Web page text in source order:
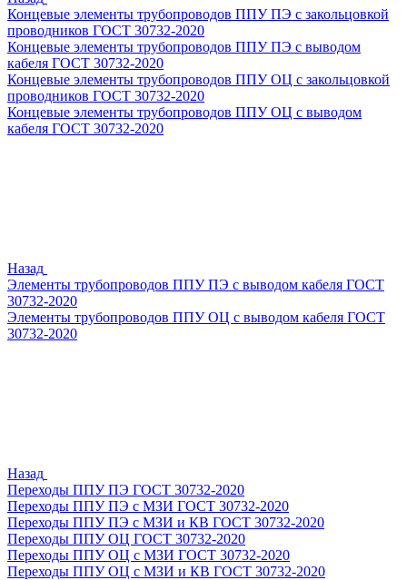
Концевые элементы трубопроводов ППУ ПЭ с закольцовкой
проводников ГОСТ 30732-2020
Концевые элементы трубопроводов ППУ ПЭ с выводом
кабеля ГОСТ 30732-2020
Концевые элементы трубопроводов ППУ ОЦ с закольцовкой
проводников ГОСТ 30732-2020
Концевые элементы трубопроводов ППУ ОЦ с выводом
кабеля ГОСТ 30732-2020
Назад
Элементы трубопроводов ППУ ПЭ с выводом кабеля ГОСТ
30732-2020
Элементы трубопроводов ППУ ОЦ с выводом кабеля ГОСТ
30732-2020
Назад
Переходы ППУ ПЭ ГОСТ 30732-2020
Переходы ППУ ПЭ с МЗИ ГОСТ 30732-2020
Переходы ППУ ПЭ с МЗИ и КВ ГОСТ 30732-2020
Переходы ППУ ОЦ ГОСТ 30732-2020
Переходы ППУ ОЦ с МЗИ ГОСТ 30732-2020
Переходы ППУ ОЦ с МЗИ и КВ ГОСТ 30732-2020